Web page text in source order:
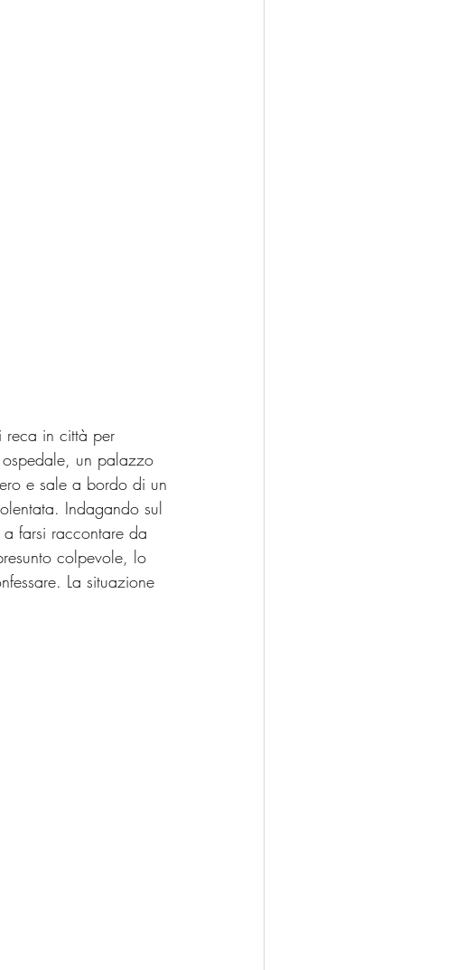
reca in città per
un palazzo
e sale a bordo di un
Indagando sul
farsi raccontare da
colpevole, lo
La situazione